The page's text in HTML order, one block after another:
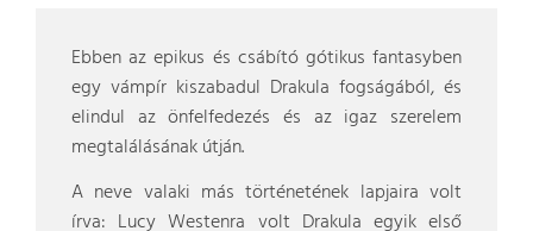
Ebben az epikus és csábító gótikus fantasyben
egy vámpír kiszabadul Drakula fogságából, és
elindul az önfelfedezés és az igaz szerelem
megtalálásának útján.
A neve valaki más történetének lapjaira volt
írva: Lucy Westenra volt Drakula egyik első